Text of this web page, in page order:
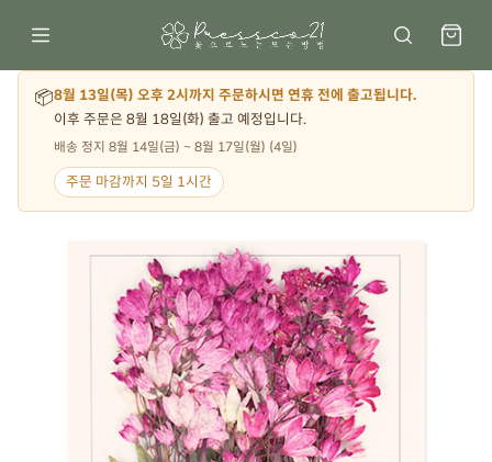
📦8월 13일(목) 오후 2시까지 주문하시면 연휴 전에 출고됩니다.
이후 주문은 8월 18일(화) 출고 예정입니다.
배송 정지 8월 14일(금) ~ 8월 17일(월) (4일)
주문 마감까지 5일 1시간